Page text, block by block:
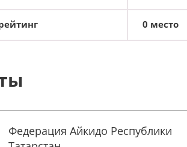
0 место
Федерация Айкидо Республики